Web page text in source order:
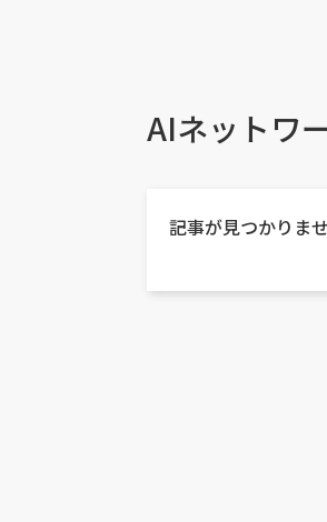
AIネットワ
記事が見つかりま